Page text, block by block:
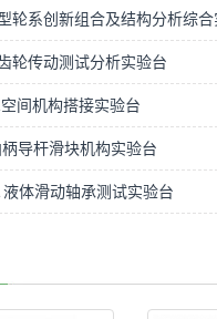
轮系创新组合及结构分析综合
轮传动测试分析实验台
间机构搭接实验台
导杆滑块机构实验台
体滑动轴承测试实验台